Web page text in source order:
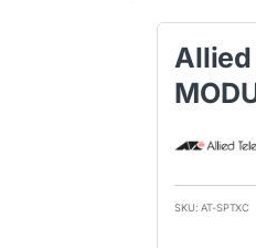
Allied
SKU: AT-SPTXC